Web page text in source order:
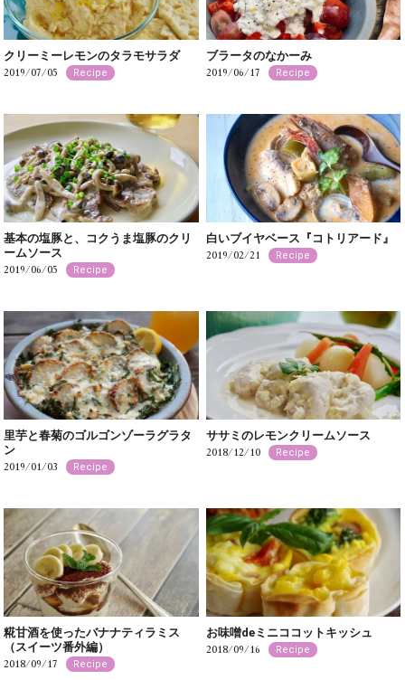
クリーミーレモンのタラモサラダ
2019/07/05 Recipe
ブラータのなかーみ
2019/06/17 Recipe
基本の塩豚と、コクうま塩豚のクリ
ームソース
2019/06/05 Recipe
白いブイヤベース『コトリアード』
2019/02/21 Recipe
里芋と春菊のゴルゴンゾーラグラタ
ン
2019/01/03 Recipe
ササミのレモンクリームソース
2018/12/10 Recipe
糀甘酒を使ったバナナティラミス
（スイーツ番外編）
2018/09/17 Recipe
お味噌deミニココットキッシュ
2018/09/16 Recipe